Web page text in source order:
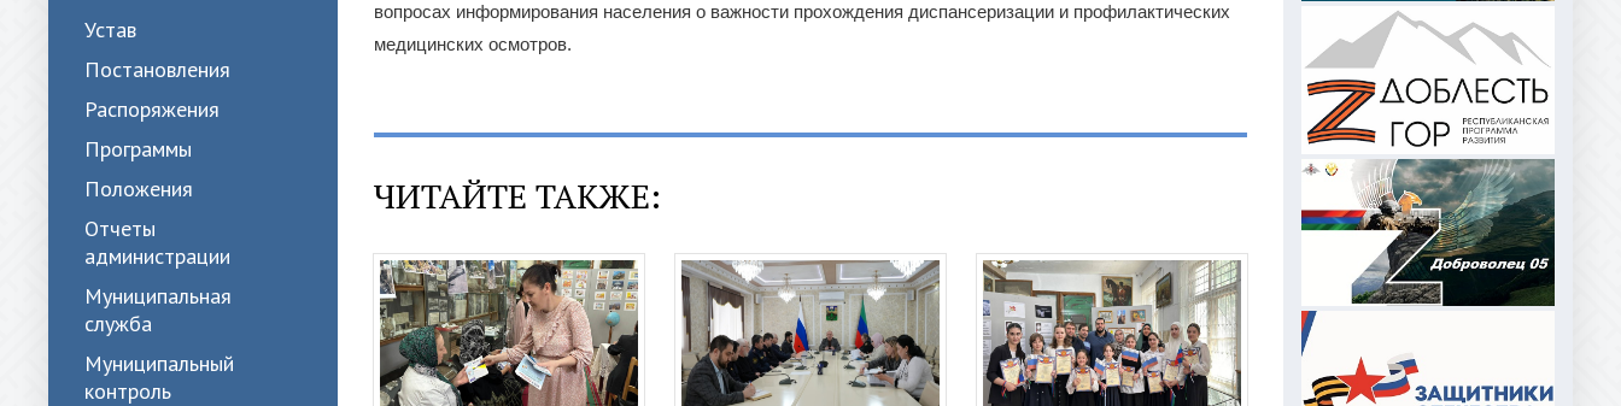
Устав
Постановления
Распоряжения
Программы
Положения
Отчеты
администрации
Муниципальная
служба
Муниципальный
контроль
вопросах информирования населения о важности прохождения диспансеризации и профилактических
медицинских осмотров.
ЧИТАЙТЕ ТАКЖЕ: